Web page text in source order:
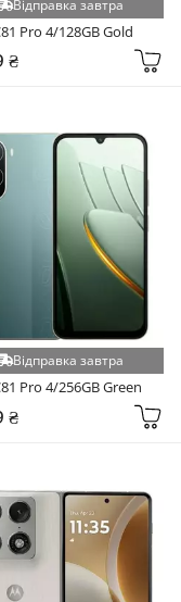
Відправка завтра
Pro 4/128GB Gold
₴
Відправка завтра
Pro 4/256GB Green
₴